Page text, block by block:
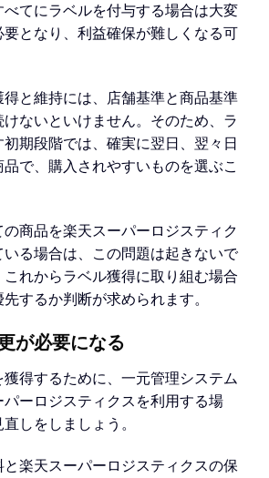
てにラベルを付与する場合は大変
となり、利益確保が難しくなる可
得と維持には、店舗基準と商品基準
ないといけません。そのため、ラ
期段階では、確実に翌日、翌々日
で、購入されやすいものを選ぶこ
の商品を楽天スーパーロジスティク
いる場合は、この問題は起きないで
これからラベル獲得に取り組む場合
するか判断が求められます。
が必要になる
得するために、一元管理システム
ーロジスティクスを利用する場
しをしましょう。
と楽天スーパーロジスティクスの保